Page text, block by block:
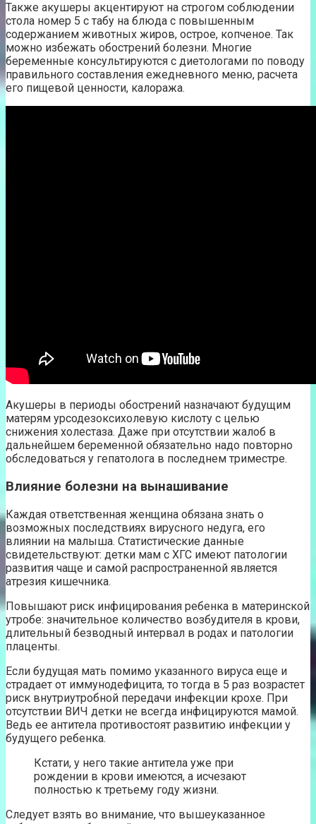
Также акушеры акцентируют на строгом соблюдении
стола номер 5 с табу на блюда с повышенным
содержанием животных жиров, острое, копченое. Так
можно избежать обострений болезни. Многие
беременные консультируются с диетологами по поводу
правильного составления ежедневного меню, расчета
его пищевой ценности, калоража.
Акушеры в периоды обострений назначают будущим
матерям урсодезоксихолевую кислоту с целью
снижения холестаза. Даже при отсутствии жалоб в
дальнейшем беременной обязательно надо повторно
обследоваться у гепатолога в последнем триместре.
Влияние болезни на вынашивание
Каждая ответственная женщина обязана знать о
возможных последствиях вирусного недуга, его
влиянии на малыша. Статистические данные
свидетельствуют: детки мам с ХГС имеют патологии
развития чаще и самой распространенной является
атрезия кишечника.
Повышают риск инфицирования ребенка в материнской
утробе: значительное количество возбудителя в крови,
длительный безводный интервал в родах и патологии
плаценты.
Если будущая мать помимо указанного вируса еще и
страдает от иммунодефицита, то тогда в 5 раз возрастет
риск внутриутробной передачи инфекции крохе. При
отсутствии ВИЧ детки не всегда инфицируются мамой.
Ведь ее антитела противостоят развитию инфекции у
будущего ребенка.
Кстати, у него такие антитела уже при
рождении в крови имеются, а исчезают
полностью к третьему году жизни.
Следует взять во внимание, что вышеуказанное